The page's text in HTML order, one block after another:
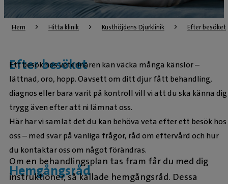
Hem Hitta klinik Kusthöjdens Djurklinik Efter besöket
Efter besöket
Ett besök hos veterinären kan väcka många känslor –
lättnad, oro, hopp. Oavsett om ditt djur fått behandling,
diagnos eller bara varit på kontroll vill vi att du ska känna dig
trygg även efter att ni lämnat oss.
Här har vi samlat det du kan behöva veta efter ett besök hos
oss – med svar på vanliga frågor, råd om eftervård och hur
du kontaktar oss om något förändras.
Hemgångsråd
Om en behandlingsplan tas fram får du med dig
instruktioner, så kallade hemgångsråd. Dessa